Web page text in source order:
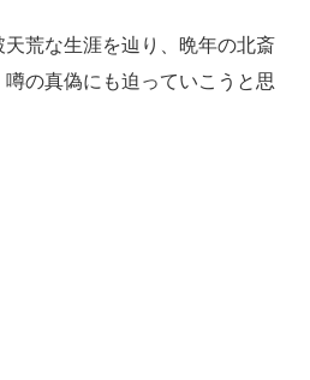
荒な生涯を辿り、晩年の北斎
の真偽にも迫っていこうと思